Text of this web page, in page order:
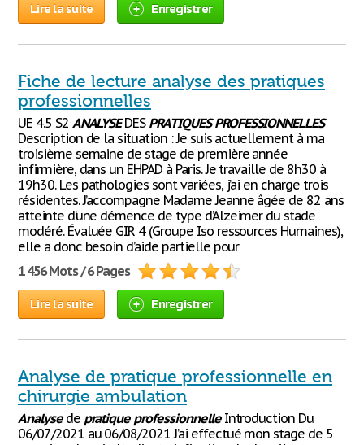
Lire la suite Enregistrer
Fiche de lecture analyse des pratiques
professionnelles
UE 4.5 S2 ANALYSEDES PRATIQUES PROFESSIONNELLES
Description de la situation : Je suis actuellement à ma
troisième semaine de stage de première année
infirmière, dans un EHPAD à Paris. Je travaille de 8h30 à
19h30. Les pathologies sont variées, j’ai en charge trois
résidentes. J’accompagne Madame Jeanne âgée de 82 ans
atteinte d’une démence de type d’Alzeimer du stade
modéré. Évaluée GIR 4 (Groupe Iso ressources Humaines),
elle a donc besoin d’aide partielle pour
1 456 Mots / 6 Pages
Lire la suite Enregistrer
Analyse de pratique professionnelle en
chirurgie ambulation
Analysede pratique professionnelleIntroduction Du
06/07/2021 au 06/08/2021 J’ai effectué mon stage de 5